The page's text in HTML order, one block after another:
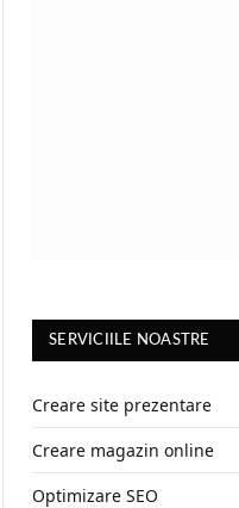
SERVICIILE NOASTRE
Creare site prezentare
Creare magazin online
Optimizare SEO